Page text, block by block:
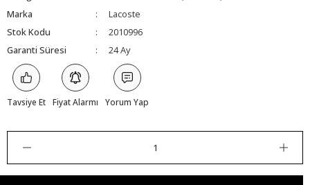
Marka
Lacoste
Stok Kodu
2010996
Garanti Süresi
24 Ay
Tavsiye Et Fiyat Alarmı Yorum Yap